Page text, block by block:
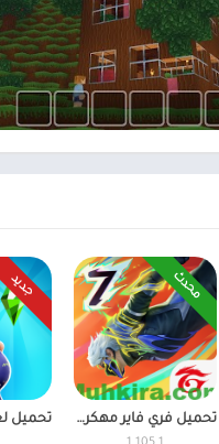
محدث
تحميل فري فاير مهكرة 2026 جواهر وأموال اخر اصدار
جديد